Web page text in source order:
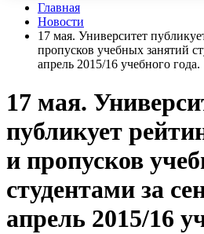
Главная
Новости
17 мая. Университет
пропусков учебных занятий
апрель 2015/16 учебного года.
17 мая.
публикует
и пропусков
студентами за
апрель 2015/16